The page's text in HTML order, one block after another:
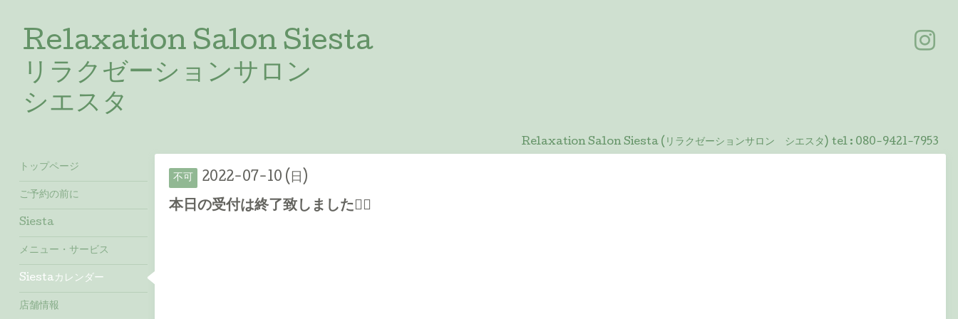
Relaxation Salon Siesta
リラクゼーションサロン
シエスタ
Relaxation Salon Siesta (リラクゼーションサロン シエスタ) tel : 080-9421-7953
不可 2022-07-10 (日)
本日の受付は終了致しました🙇‍♀️
トップページ
ご予約の前に
Siesta
メニュー・サービス
Siestaカレンダー
店舗情報